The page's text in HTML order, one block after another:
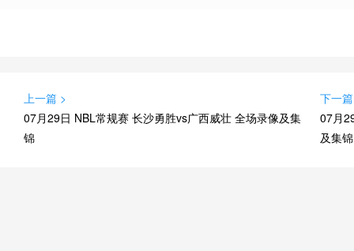
上一篇 >
07月29日 NBL常规赛 长沙勇胜vs广西威壮 全场录像及集
锦
下一
07月
及集锦